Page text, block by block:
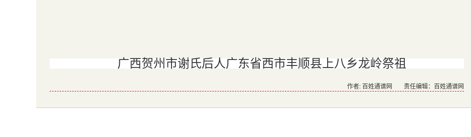
广西贺州市谢氏后人广东省西市丰顺县上八乡龙岭祭祖
作者: 百姓通谱网 责任编辑：百姓通谱网